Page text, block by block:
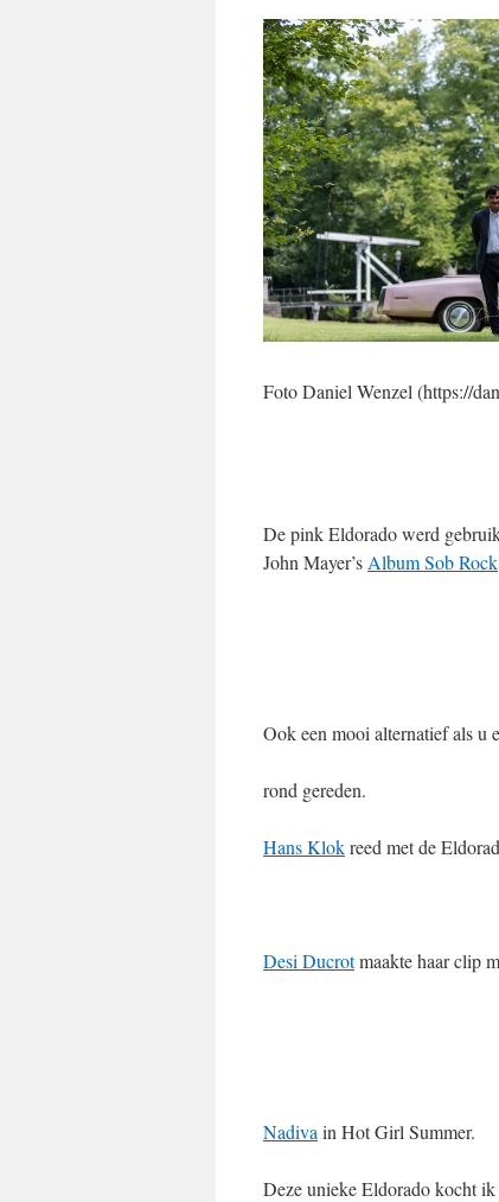
Foto Daniel Wenzel (https://
De pink Eldorado werd
John Mayer’s Album Sob Rock
Ook een mooi alternatief als
rond gereden.
Hans Klokreed met de
Desi Ducrotmaakte haar clip
Nadiva in Hot Girl Summer.
Deze unieke Eldorado kocht